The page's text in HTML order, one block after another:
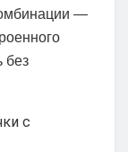
—
без
с